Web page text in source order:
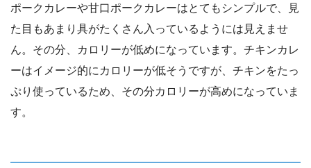
ポークカレーや甘口ポークカレーはとてもシンプルで、見
た目もあまり具がたくさん入っているようには見えませ
ん。その分、カロリーが低めになっています。チキンカレ
ーはイメージ的にカロリーが低そうですが、チキンをたっ
ぷり使っているため、その分カロリーが高めになっていま
す。